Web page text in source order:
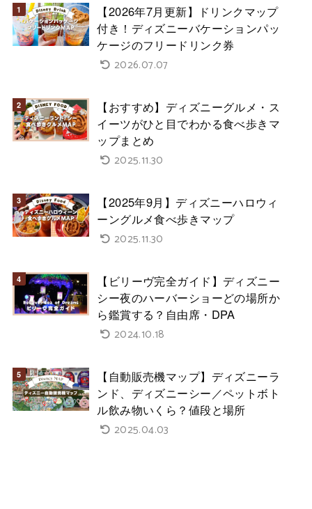
【2026年7月更新】ドリンクマップ
付き！ディズニーバケーションパッ
ケージのフリードリンク券
2026.07.07
【おすすめ】ディズニーグルメ・ス
イーツがひと目でわかる食べ歩きマ
ップまとめ
2025.11.30
【2025年9月】ディズニーハロウィ
ーングルメ食べ歩きマップ
2025.11.30
【ビリーヴ完全ガイド】ディズニー
シー夜のハーバーショーどの場所か
ら鑑賞する？自由席・DPA
2024.10.18
【自動販売機マップ】ディズニーラ
ンド、ディズニーシー／ペットボト
ル飲み物いくら？値段と場所
2025.04.03